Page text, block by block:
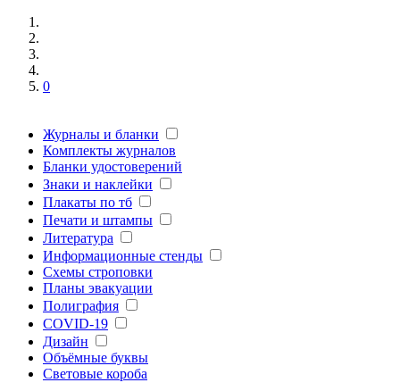
0
Журналы и бланки
Комплекты журналов
Бланки удостоверений
Знаки и наклейки
Плакаты по тб
Печати и штампы
Литература
Информационные стенды
Схемы строповки
Планы эвакуации
Полиграфия
COVID-19
Дизайн
Объёмные буквы
Световые короба